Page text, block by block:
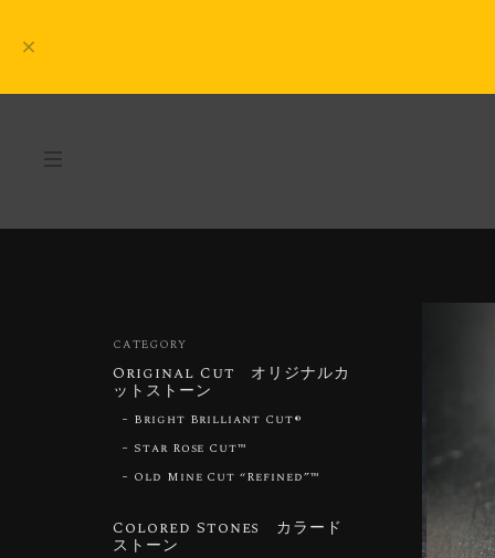
CATEGORY
Original Cut オリジナルカ
ットストーン
Bright Brilliant Cut®︎
Star Rose Cut™︎
Old Mine Cut “Refined”™︎
Colored Stones カラード
ストーン